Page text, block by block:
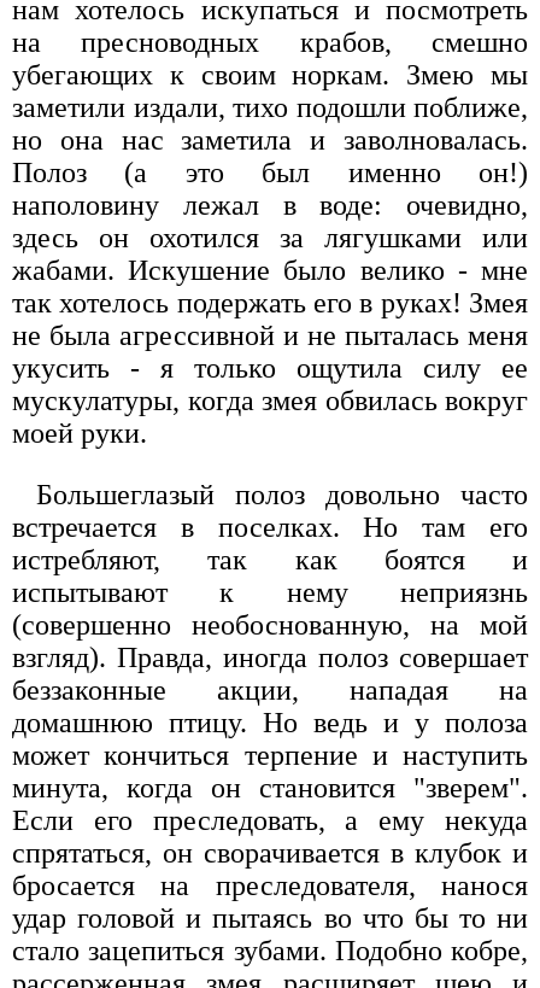
нам хотелось искупаться и посмотреть
на пресноводных крабов, смешно
убегающих к своим норкам. Змею мы
заметили издали, тихо подошли поближе,
но она нас заметила и заволновалась.
Полоз (а это был именно он!)
наполовину лежал в воде: очевидно,
здесь он охотился за лягушками или
жабами. Искушение было велико - мне
так хотелось подержать его в руках! Змея
не была агрессивной и не пыталась меня
укусить - я только ощутила силу ее
мускулатуры, когда змея обвилась вокруг
моей руки.
Большеглазый полоз довольно часто
встречается в поселках. Но там его
истребляют, так как боятся и
испытывают к нему неприязнь
(совершенно необоснованную, на мой
взгляд). Правда, иногда полоз совершает
беззаконные акции, нападая на
домашнюю птицу. Но ведь и у полоза
может кончиться терпение и наступить
минута, когда он становится "зверем".
Если его преследовать, а ему некуда
спрятаться, он сворачивается в клубок и
бросается на преследователя, нанося
удар головой и пытаясь во что бы то ни
стало зацепиться зубами. Подобно кобре,